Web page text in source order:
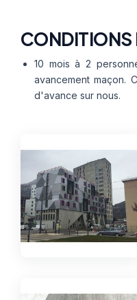
CONDITIONS
10 mois à 2
avancement maçon.
d'avance sur nous.